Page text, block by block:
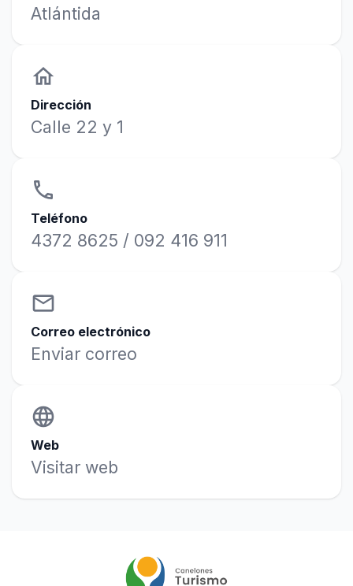
Atlántida
home
Dirección
Calle 22 y 1
phone
Teléfono
4372 8625 / 092 416 911
email
Correo electrónico
Enviar correo
language
Web
Visitar web